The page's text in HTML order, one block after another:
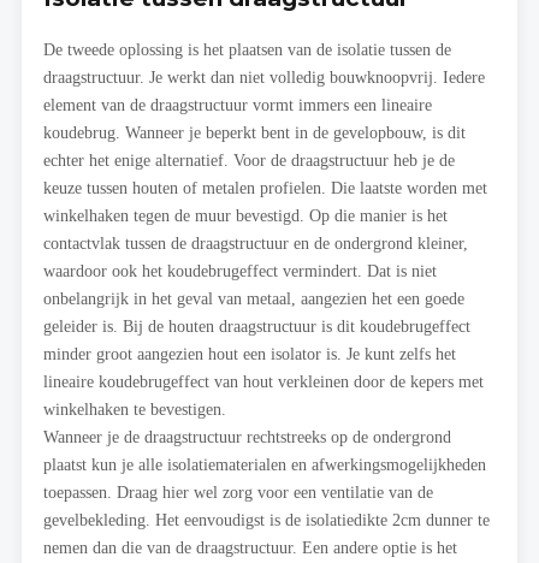
De tweede oplossing is het plaatsen van de isolatie tussen de
draagstructuur. Je werkt dan niet volledig bouwknoopvrij. Iedere
element van de draagstructuur vormt immers een lineaire
koudebrug. Wanneer je beperkt bent in de gevelopbouw, is dit
echter het enige alternatief. Voor de draagstructuur heb je de
keuze tussen houten of metalen profielen. Die laatste worden met
winkelhaken tegen de muur bevestigd. Op die manier is het
contactvlak tussen de draagstructuur en de ondergrond kleiner,
waardoor ook het koudebrugeffect vermindert. Dat is niet
onbelangrijk in het geval van metaal, aangezien het een goede
geleider is. Bij de houten draagstructuur is dit koudebrugeffect
minder groot aangezien hout een isolator is. Je kunt zelfs het
lineaire koudebrugeffect van hout verkleinen door de kepers met
winkelhaken te bevestigen.
Wanneer je de draagstructuur rechtstreeks op de ondergrond
plaatst kun je alle isolatiematerialen en afwerkingsmogelijkheden
toepassen. Draag hier wel zorg voor een ventilatie van de
gevelbekleding. Het eenvoudigst is de isolatiedikte 2cm dunner te
nemen dan die van de draagstructuur. Een andere optie is het